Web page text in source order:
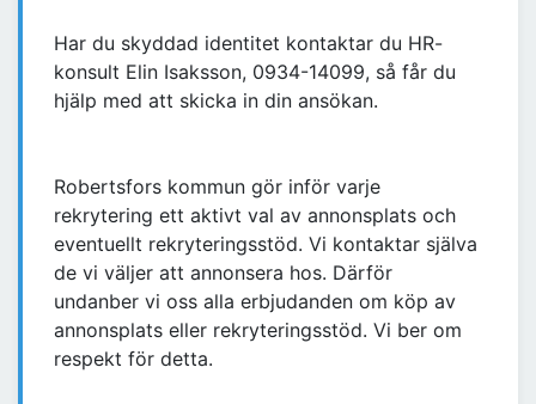
Har du skyddad identitet kontaktar du HR-
konsult Elin Isaksson, 0934-14099, så får du
hjälp med att skicka in din ansökan.
Robertsfors kommun gör inför varje
rekrytering ett aktivt val av annonsplats och
eventuellt rekryteringsstöd. Vi kontaktar själva
de vi väljer att annonsera hos. Därför
undanber vi oss alla erbjudanden om köp av
annonsplats eller rekryteringsstöd. Vi ber om
respekt för detta.